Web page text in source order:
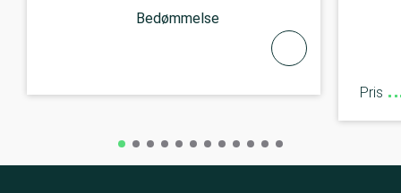
Bedømmelse
Pris